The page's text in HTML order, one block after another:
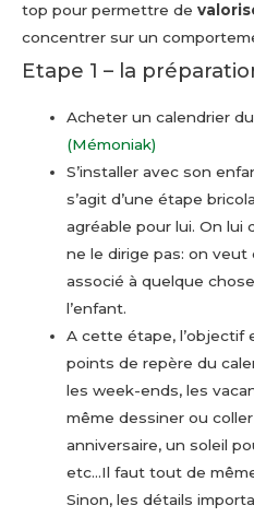
top pour permettre de
concentrer sur un
Etape 1 – la
Acheter un calendrier
(Mémoniak)
S’installer avec son
s’agit d’une étape
agréable pour lui. On lui
ne le dirige pas: on
associé à quelque
l’enfant.
A cette étape, l’objectif
points de repère du
les week-ends, les
même dessiner ou
anniversaire, un soleil
etc…Il faut tout de
Sinon, les détails